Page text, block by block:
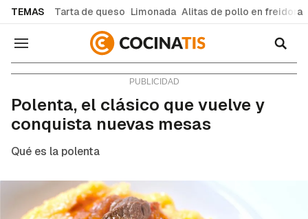
TEMAS Tarta de queso Limonada Alitas de pollo en freidora
Navegación
Polenta, el clásico que vuelve y
conquista nuevas mesas
Qué es la polenta